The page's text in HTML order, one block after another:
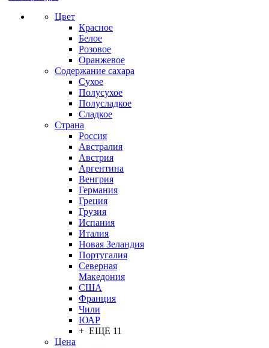
Цвет
Красное
Белое
Розовое
Оранжевое
Содержание сахара
Сухое
Полусухое
Полусладкое
Сладкое
Страна
Россия
Австралия
Австрия
Аргентина
Венгрия
Германия
Греция
Грузия
Испания
Италия
Новая Зеландия
Португалия
Северная
Македония
США
Франция
Чили
ЮАР
+ ЕЩЕ 11
Цена